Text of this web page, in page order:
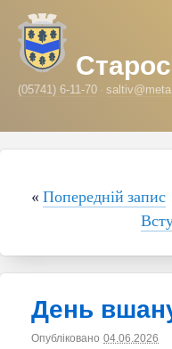
(05741) 6-11-70
« Попередній запис
День
Опубліковано 04.06.2026